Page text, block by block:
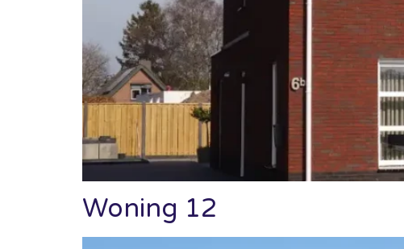
Woning 12